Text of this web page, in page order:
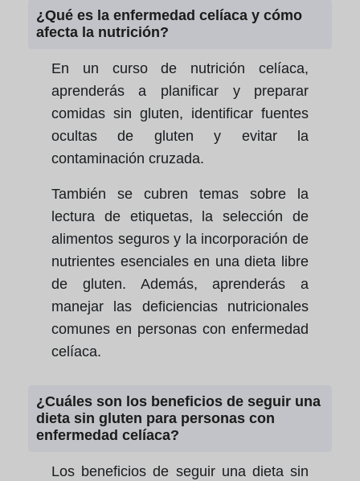
¿Qué es la enfermedad celíaca y cómo
afecta la nutrición?
En un curso de nutrición celíaca,
aprenderás a planificar y preparar
comidas sin gluten, identificar fuentes
ocultas de gluten y evitar la
contaminación cruzada.
También se cubren temas sobre la
lectura de etiquetas, la selección de
alimentos seguros y la incorporación de
nutrientes esenciales en una dieta libre
de gluten. Además, aprenderás a
manejar las deficiencias nutricionales
comunes en personas con enfermedad
celíaca.
¿Cuáles son los beneficios de seguir una
dieta sin gluten para personas con
enfermedad celíaca?
Los beneficios de seguir una dieta sin